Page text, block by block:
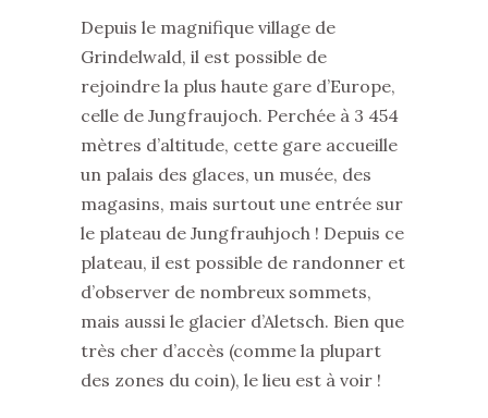
Depuis le magnifique village de
Grindelwald, il est possible de
rejoindre la plus haute gare d’Europe,
celle de Jungfraujoch. Perchée à 3 454
mètres d’altitude, cette gare accueille
un palais des glaces, un musée, des
magasins, mais surtout une entrée sur
le plateau de Jungfrauhjoch ! Depuis ce
plateau, il est possible de randonner et
d’observer de nombreux sommets,
mais aussi le glacier d’Aletsch. Bien que
très cher d’accès (comme la plupart
des zones du coin), le lieu est à voir !